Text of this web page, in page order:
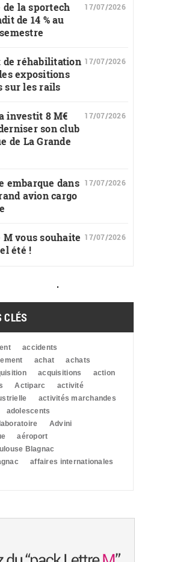
de la sportech
de 14 % au
17/07/2026
de réhabilitation
expositions
sur les rails
17/07/2026
investit 8 M€
son club
de La Grande
17/07/2026
embarque dans
avion cargo
17/07/2026
M vous souhaite
été !
17/07/2026
CLÉS
accidents
achat
achats
acquisitions
action
Actiparc
activité
activités marchandes
adolescents
Advini
aéroport
Blagnac
affaires internationales